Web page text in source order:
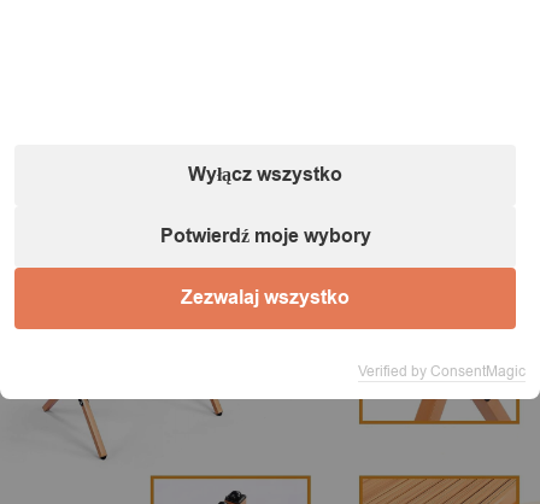
Wyłącz wszystko
Potwierdź moje wybory
Zezwalaj wszystko
Verified by ConsentMagic